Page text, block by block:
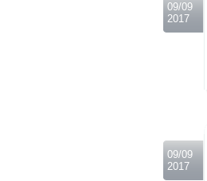
09/09
2017
09/09
2017